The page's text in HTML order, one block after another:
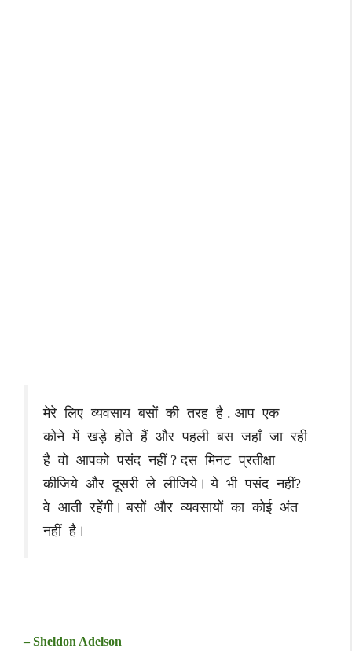
मेरे लिए व्यवसाय बसों की तरह है . आप एक
कोने में खड़े होते हैं और पहली बस जहाँ जा रही
है वो आपको पसंद नहीं ? दस मिनट प्रतीक्षा
कीजिये और दूसरी ले लीजिये। ये भी पसंद नहीं?
वे आती रहेंगी। बसों और व्यवसायों का कोई अंत
नहीं है।
– Sheldon Adelson